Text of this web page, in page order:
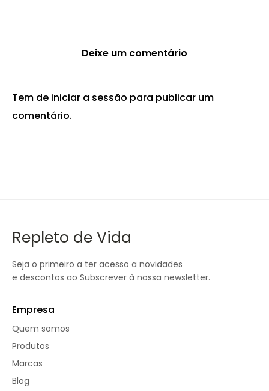
Deixe um comentário
Tem de iniciar a sessão para publicar um
comentário.
Repleto de Vida
Seja o primeiro a ter acesso a novidades
e descontos ao Subscrever à nossa newsletter.
Empresa
Quem somos
Produtos
Marcas
Blog